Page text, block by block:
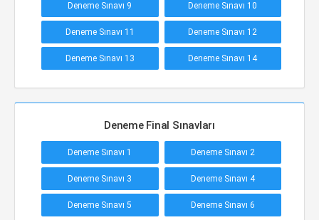
Deneme Sınavı 9 Deneme Sınavı 10
Deneme Sınavı 11 Deneme Sınavı 12
Deneme Sınavı 13 Deneme Sınavı 14
Deneme Final Sınavları
Deneme Sınavı 1 Deneme Sınavı 2
Deneme Sınavı 3 Deneme Sınavı 4
Deneme Sınavı 5 Deneme Sınavı 6